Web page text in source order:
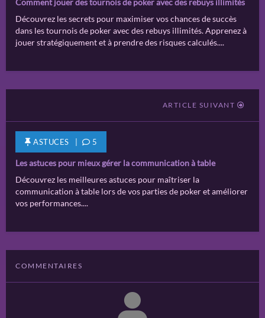
Comment jouer des tournois de poker avec des rebuys illimités
Découvrez les secrets pour maximiser vos chances de succès
dans les tournois de poker avec des rebuys illimités. Apprenez à
jouer stratégiquement et à prendre des risques calculés....
ARTICLE SUIVANT
ASTUCES 5
Les astuces pour mieux gérer la communication à table
Découvrez les meilleures astuces pour maîtriser la
communication à table lors de vos parties de poker et améliorer
vos performances....
COMMENTAIRES